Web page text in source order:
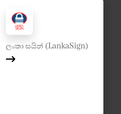
ලංකා සයින් (LankaSign)